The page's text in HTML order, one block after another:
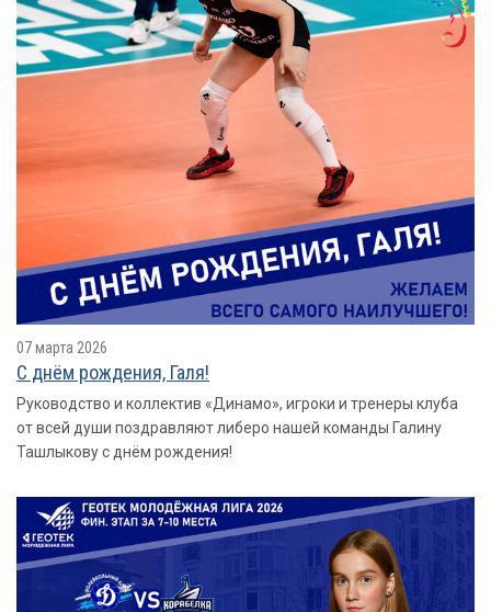
07 марта 2026
С днём рождения, Галя!
Руководство и коллектив «Динамо», игроки и тренеры клуба
от всей души поздравляют либеро нашей команды Галину
Ташлыкову с днём рождения!